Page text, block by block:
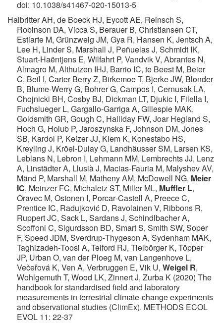
doi: 10.1038/s41467-020-15013-5
Halbritter AH, de Boeck HJ, Eycott AE, Reinsch S,
Robinson DA, Vicca S, Berauer B, Christiansen CT,
Estiarte M, Grünzweig JM, Gya R, Hansen K, Jentsch A,
Lee H, Linder S, Marshall J, Peñuelas J, Schmidt IK,
Stuart‐Haëntjens E, Wilfahrt P, Vandvik V, Abrantes N,
Almagro M, Althuizen IHJ, Barrio IC, te Beest M, Beier
C, Beil I, Carter Berry Z, Birkemoe T, Bjerke JW, Blonder
B, Blume‐Werry G, Bohrer G, Campos I, Cernusak LA,
Chojnicki BH, Cosby BJ, Dickman LT, Djukic I, Filella I,
Fuchslueger L, Gargallo‐Garriga A, Gillespie MAK,
Goldsmith GR, Gough C, Halliday FW, Joar Hegland S,
Hoch G, Holub P, Jaroszynska F, Johnson DM, Jones
SB, Kardol P, Keizer JJ, Klem K, Konestabo HS,
Kreyling J, Kröel‐Dulay G, Landhäusser SM, Larsen KS,
Leblans N, Lebron I, Lehmann MM, Lembrechts JJ, Lenz
A, Linstädter A, Llusià J, Macias‐Fauria M, Malyshev AV,
Mänd P, Marshall M, Matheny AM, McDowell NG, Meier
IC, Meinzer FC, Michaletz ST, Miller ML, Muffler L,
Oravec M, Ostonen I, Porcar‐Castell A, Preece C,
Prentice IC, Radujković D, Ravolainen V, Ribbons R,
Ruppert JC, Sack L, Sardans J, Schindlbacher A,
Scoffoni C, Sigurdsson BD, Smart S, Smith SW, Soper
F, Speed JDM, Sverdrup‐Thygeson A, Sydenham MAK,
Taghizadeh‐Toosi A, Telford RJ, Tielbörger K, Töpper
JP, Urban O, van der Ploeg M, van Langenhove L,
Večeřová K, Ven A, Verbruggen E, Vik U, Weigel R,
Wohlgemuth T, Wood LK, Zinnert J, Zurba K (2020) The
handbook for standardised field and laboratory
measurements in terrestrial climate-change experiments
and observational studies (ClimEx). METHODS ECOL
EVOL 11: 22-37